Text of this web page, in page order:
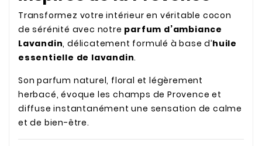
Transformez votre intérieur en véritable cocon
de sérénité avec notre parfum d’ambiance
Lavandin, délicatement formulé à base d’huile
essentielle de lavandin.
Son parfum naturel, floral et légèrement
herbacé, évoque les champs de Provence et
diffuse instantanément une sensation de calme
et de bien-être.